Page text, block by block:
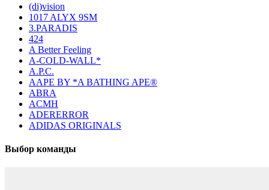
(di)vision
1017 ALYX 9SM
3.PARADIS
424
A Better Feeling
A-COLD-WALL*
A.P.C.
AAPE BY *A BATHING APE®
ABRA
ACMH
ADERERROR
ADIDAS ORIGINALS
Выбор команды